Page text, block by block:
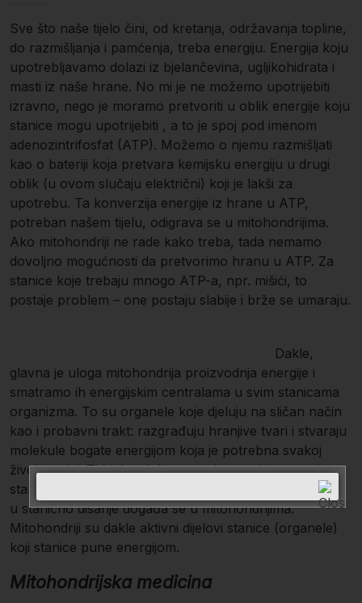
Sve što naše tijelo čini, od kretanja, održavanja topline,
do razmišljanja i pamćenja, treba energiju. Energija koju
upotrebljavamo dolazi iz bjelančevina, ugljikohidrata i
masti iz naše hrane. No mi je ne možemo upotrijebiti
izravno, nego je moramo pretvoriti u oblik energije koju
stanice mogu upotrijebiti , a to je spoj pod imenom
adenozintrifosfat (ATP). Možemo o njemu razmišljati
kao o bateriji koja pretvara kemijsku energiju u drugi
oblik (u ovom slučaju električni) koji je lakši za
upotrebu. Ta konverzija energije iz hrane u ATP,
potreban našem tijelu, odigrava se u mitohondrijima.
Ako mitohondriji ne rade kako treba, tada nemamo
dovoljno mogućnosti da pretvorimo hranu u ATP. Za
stanice koje trebaju mnogo ATP-a, npr. mišići, to
postaje problem – one postaju slabije i brže se umaraju.
Dakle,
glavna je uloga mitohondrija proizvodnja energije i
smatramo ih energijskim centralama u svim stanicama
organizma. To su organele koje djeluju na sličan način
kao i probavni trakt: razgrađuju hranjive tvari i stvaraju
molekule bogate energijom koja je potrebna svakoj
živoj stanici. Ti biokemijski procesi u stanici smatraju se
staničnim disanjem. Veliki dio reakcija koje su uključene
u stanično disanje događa se u mitohondrijima.
Mitohondriji su dakle aktivni dijelovi stanice (organele)
koji stanice pune energijom.
Mitohondrijska medicina